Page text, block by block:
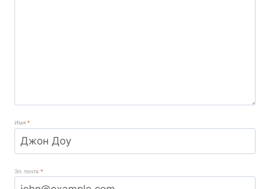
Имя*
Эл. почта *